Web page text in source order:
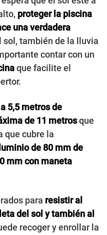
proteger la piscina
una verdadera
sol, también de la lluvia
contar con un
que facilite el
5,5 metros de
de 11 metrosque
que cubre la
de 80 mm de
mm con maneta
para resistir al
del sol y también al
recoger y enrollar la